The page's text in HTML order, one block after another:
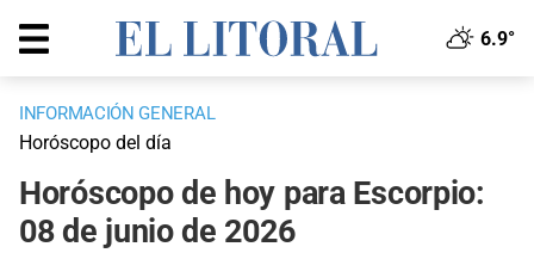
6.9°
INFORMACIÓN GENERAL
Horóscopo del día
Horóscopo de hoy para Escorpio:
08 de junio de 2026